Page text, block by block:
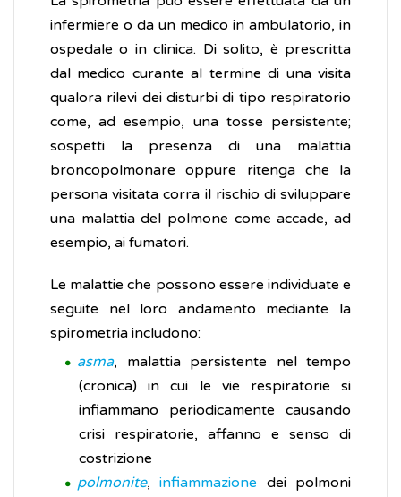
infermiere o da un medico in ambulatorio, in
ospedale o in clinica. Di solito, è prescritta
dal medico curante al termine di una visita
qualora rilevi dei disturbi di tipo respiratorio
come, ad esempio, una tosse persistente;
sospetti la presenza di una malattia
broncopolmonare oppure ritenga che la
persona visitata corra il rischio di sviluppare
una malattia del polmone come accade, ad
esempio, ai fumatori.
Le malattie che possono essere individuate e
seguite nel loro andamento mediante la
spirometria includono:
asma, malattia persistente nel tempo
(cronica) in cui le vie respiratorie si
infiammano periodicamente causando
crisi respiratorie, affanno e senso di
costrizione
polmonite,infiammazione dei polmoni